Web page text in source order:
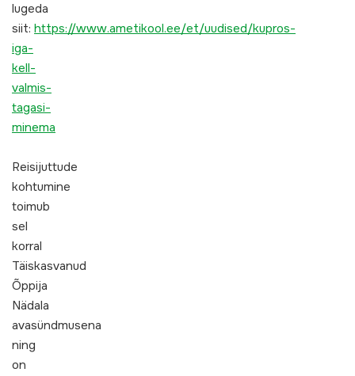
lugeda
siit: https://www.ametikool.ee/et/uudised/kupros-
iga-
kell-
valmis-
tagasi-
minema
Reisijuttude
kohtumine
toimub
sel
korral
Täiskasvanud
Õppija
Nädala
avasündmusena
ning
on